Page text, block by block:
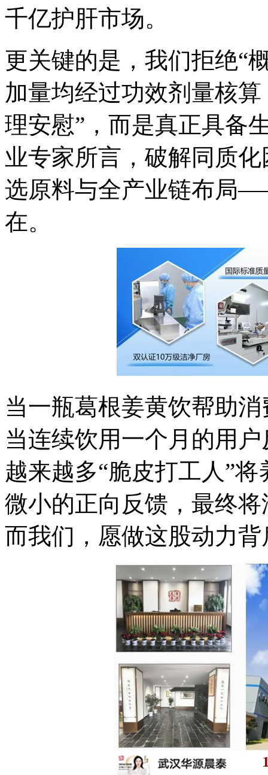
千亿护肝市场。
更关键的是，我们拒绝“
加量均经过功效剂量核
理安慰”，而是真正具备
业专家所言，破解同质
选原料与全产业链布局
在。
当一瓶葛根姜黄饮帮助
当连续饮用一个月的用
越来越多“脆皮打工人”
微小的正向反馈，最终
而我们，愿做这股动力